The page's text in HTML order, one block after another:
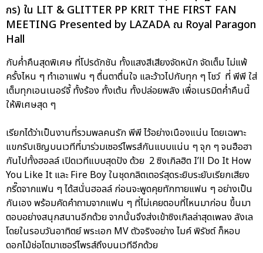
กร) ใน LIT & GLITTER PP KRIT THE FIRST FAN
MEETING Presented by LAZADA ณ Royal Paragon
Hall
กับค่ำคืนสุดพิเศษ ที่โปรดักชัน ทั้งแสงสีเสียงจัดหนัก จัดเต็ม ไม่แพ้
ครั้งไหน ๆ ทำเอาแฟน ๆ ตื่นตาตื่นใจ และว้าวไปกับทุก ๆ โชว์ ที่ พีพี ใส่
เต็มทุกเอนเนอร์จี้ ทั้งร้อง ทั้งเต้น ทั้งปล่อยพลัง เพื่อเนรมิตค่ำคืนนี้
ให้พิเศษสุด ๆ
เรียกได้ว่าเป็นงานที่รวมพลคนรัก พีพี ไว้อย่างเนืองแน่น โดยเฉพาะ
แขกรับเชิญบนเวทีที่มาร่วมเซอร์ไพรส์กันแบบแน่น ๆ จุก ๆ จนฮือฮา
กันไปทั้งฮอลล์ เปิดเวทีแบบสุดปัง ด้วย 2 ซิงเกิลฮิต I’ll Do It How
You Like It และ Fire Boy ในชุดกลิตเตอร์สุดระยิบระยับเรียกเสียง
กรี๊ดจากแฟน ๆ ได้สนั่นฮอลล์ ก่อนจะพูดคุยทักทายแฟน ๆ อย่างเป็น
กันเอง พร้อมคัดคำถามจากแฟน ๆ ที่ไม่เคยตอบที่ไหนมาก่อน ขึ้นมา
ตอบอย่างสนุกสนานอีกด้วย จากนั้นจึงส่งเข้าซิงเกิลล่าสุดเพลง ลังเล
โดยในรอบวันอาทิตย์ พระเอก MV ตัวจริงอย่าง ไมค์ พิรัชต์ ก็หอบ
ดอกไม้ช่อโตมาเซอร์ไพรส์ถึงบนเวทีอีกด้วย